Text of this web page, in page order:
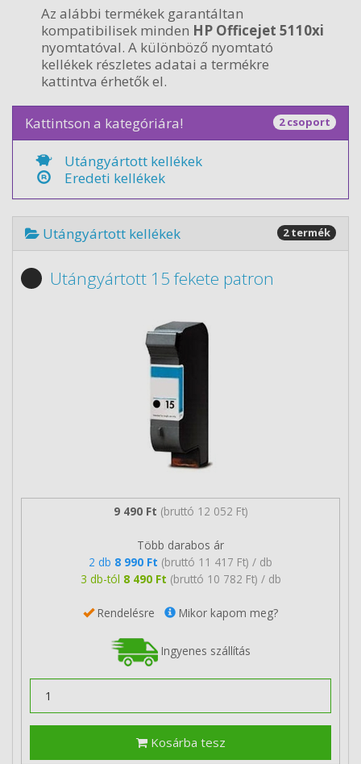
Az alábbi termékek garantáltan
kompatibilisek minden HP Officejet 5110xi
nyomtatóval. A különböző nyomtató
kellékek részletes adatai a termékre
kattintva érhetők el.
Kattintson a kategóriára! 2 csoport
Utángyártott kellékek
Eredeti kellékek
Utángyártott kellékek 2 termék
Utángyártott 15 fekete patron
9 490 Ft (bruttó 12 052 Ft)
Több darabos ár
2 db 8 990 Ft (bruttó 11 417 Ft) / db
3 db-tól 8 490 Ft (bruttó 10 782 Ft) / db
Rendelésre Mikor kapom meg?
Ingyenes szállítás
Kosárba tesz